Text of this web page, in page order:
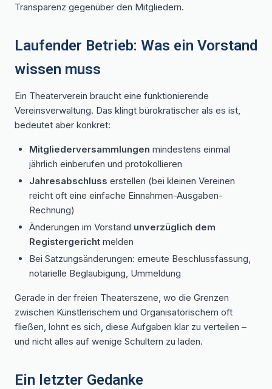
Transparenz gegenüber den Mitgliedern.
Laufender Betrieb: Was ein Vorstand
wissen muss
Ein Theaterverein braucht eine funktionierende
Vereinsverwaltung. Das klingt bürokratischer als es ist,
bedeutet aber konkret:
Mitgliederversammlungen mindestens einmal
jährlich einberufen und protokollieren
Jahresabschluss erstellen (bei kleinen Vereinen
reicht oft eine einfache Einnahmen-Ausgaben-
Rechnung)
Änderungen im Vorstand unverzüglich dem
Registergericht melden
Bei Satzungsänderungen: erneute Beschlussfassung,
notarielle Beglaubigung, Ummeldung
Gerade in der freien Theaterszene, wo die Grenzen
zwischen Künstlerischem und Organisatorischem oft
fließen, lohnt es sich, diese Aufgaben klar zu verteilen –
und nicht alles auf wenige Schultern zu laden.
Ein letzter Gedanke